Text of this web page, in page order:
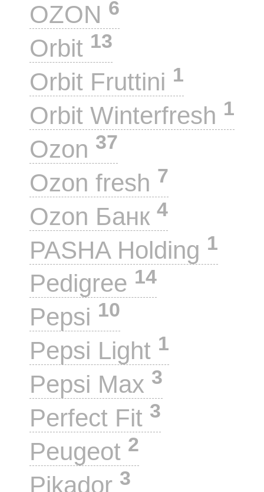
OZON 6
Orbit 13
Orbit Fruttini 1
Orbit Winterfresh 1
Ozon 37
Ozon fresh 7
Ozon Банк 4
PASHA Holding 1
Pedigree 14
Pepsi 10
Pepsi Light 1
Pepsi Max 3
Perfect Fit 3
Peugeot 2
Pikador 3